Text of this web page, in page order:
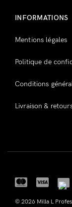
INFORMATIONS
Mentions légales
Politique de
Conditions
Livraison &
© 2026 Milla L